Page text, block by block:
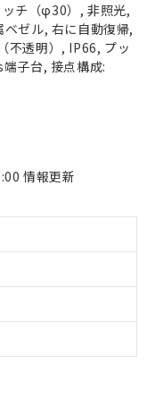
チ（φ30）, 非照光,
ベゼル, 右に自動復帰,
不透明）, IP66, プッ
子台, 接点構成:
情報更新